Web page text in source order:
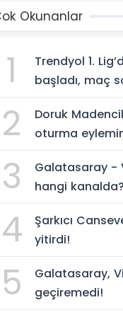
Okunanlar
1
Trendyol 1.
başladı, maç
2
Doruk
oturma
3
Galatasaray -
hangi kanalda?
4
Şarkıcı
yitirdi!
5
Galatasaray,
geçiremedi!